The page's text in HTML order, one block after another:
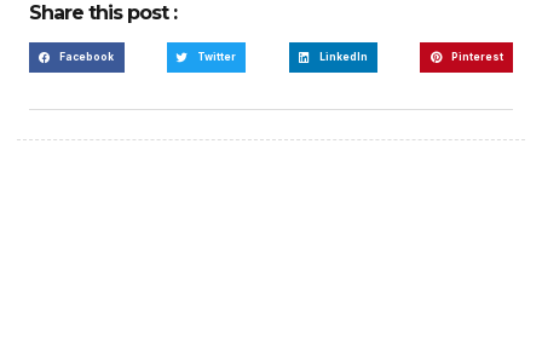
Share this post :
Facebook Twitter LinkedIn Pinterest